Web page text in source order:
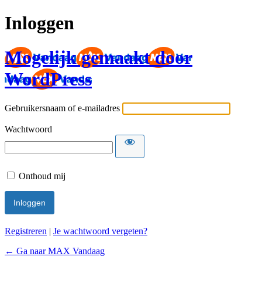
Inloggen
Mogelijk gemaakt door
WordPress
Gebruikersnaam of e-mailadres
Wachtwoord
Onthoud mij
Registreren | Je wachtwoord vergeten?
← Ga naar MAX Vandaag